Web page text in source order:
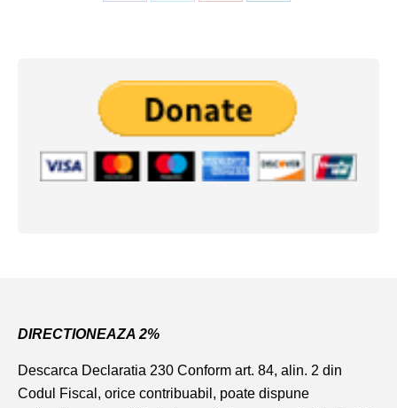
DIRECTIONEAZA 2%
Descarca Declaratia 230 Conform art. 84, alin. 2 din
Codul Fiscal, orice contribuabil, poate dispune